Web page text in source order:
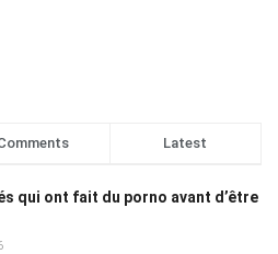
Latest
qui ont fait du porno avant d’être